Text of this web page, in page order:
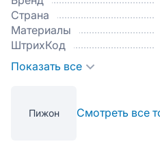
Страна
Материалы
ШтрихКод
Показать все
Пижон Смотреть все